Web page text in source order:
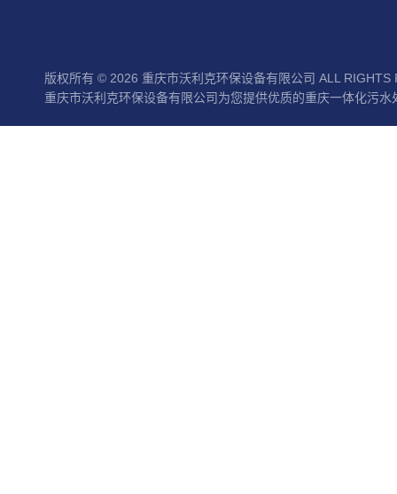
版权所有 © 2026 重庆市沃利克环保设备有限公司 ALL RIGHTS
重庆市沃利克环保设备有限公司为您提供优质的重庆一体化污